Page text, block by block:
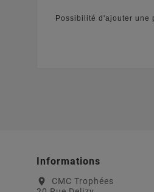
Possibilité d'ajouter une
Informations
location_on
CMC Trophées